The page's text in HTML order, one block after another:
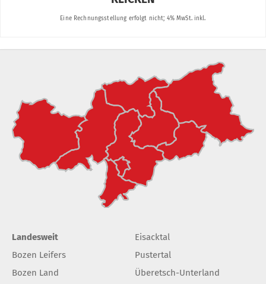
Landesweit
Bozen Leifers
Bozen Land
Eisacktal
Pustertal
Überetsch-Unterland